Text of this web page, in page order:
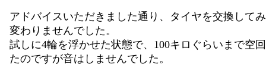
アドバイスいただきました通り、タイヤを交換して
変わりませんでした。
試しに4輪を浮かせた状態で、100キロぐらいまで空
たのですが音はしませんでした。